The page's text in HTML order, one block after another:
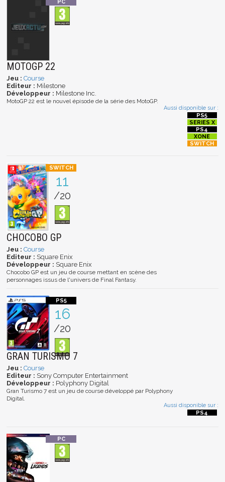
MOTOGP 22
Jeu : Course
Editeur : Milestone
Développeur : Milestone Inc.
MotoGP 22 est le nouvel épisode de la série des MotoGP.
Aussi disponible sur :
11
/20
CHOCOBO GP
Jeu : Course
Editeur : Square Enix
Développeur : Square Enix
Chocobo GP est un jeu de course mettant en scène des
personnages issus de l'univers de Final Fantasy.
16
/20
GRAN TURISMO 7
Jeu : Course
Editeur : Sony Computer Entertainment
Développeur : Polyphony Digital
Gran Turismo 7 est un jeu de course développé par Polyphony
Digital.
Aussi disponible sur :